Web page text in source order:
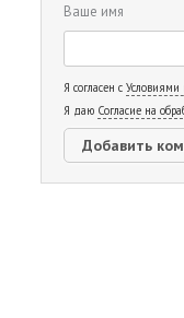
Ваше имя
Я согласен с Условиями
Я даю Согласие на